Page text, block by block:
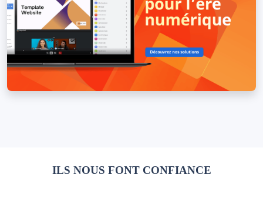
ILS NOUS FONT CONFIANCE